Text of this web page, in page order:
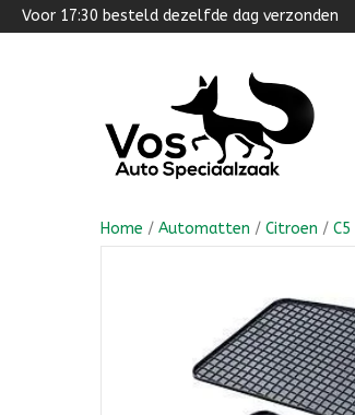
Voor 17:30 besteld dezelfde dag verzonden
Home / Automatten / Citroen / C5